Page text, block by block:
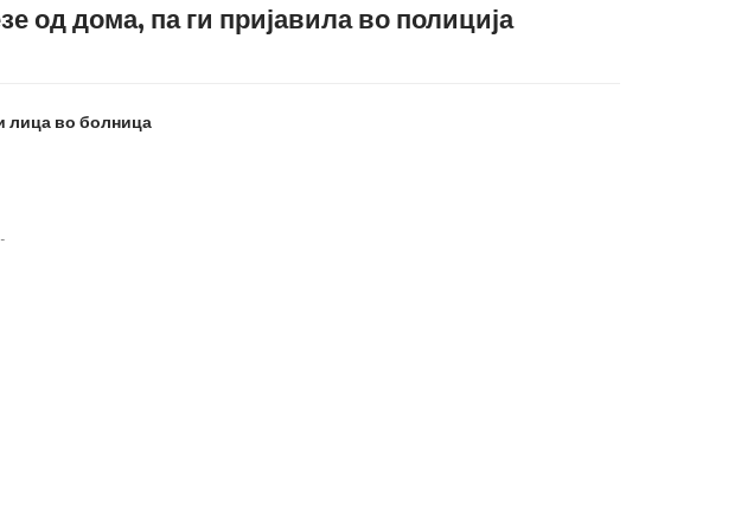
од дома, па ги пријавила во полиција
лица во болница